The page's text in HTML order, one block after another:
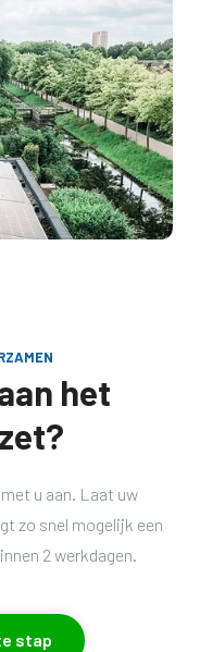
het
u aan. Laat uw
zo snel mogelijk een
2 werkdagen.
stap